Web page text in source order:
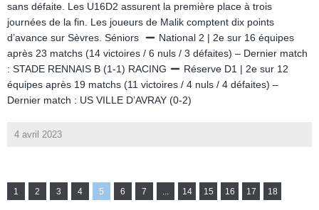
sans défaite. Les U16D2 assurent la première place à trois
journées de la fin. Les joueurs de Malik comptent dix points
d’avance sur Sèvres. Séniors
National 2 | 2e sur 16 équipes
après 23 matchs (14 victoires / 6 nuls / 3 défaites) – Dernier match
: STADE RENNAIS B (1-1) RACING
Réserve D1 | 2e sur 12
équipes après 19 matchs (11 victoires / 4 nuls / 4 défaites) –
Dernier match : US VILLE D’AVRAY (0-2)
4 avril 2023
1 2 3 4 5 6 7 ... 14 15 16 17 18